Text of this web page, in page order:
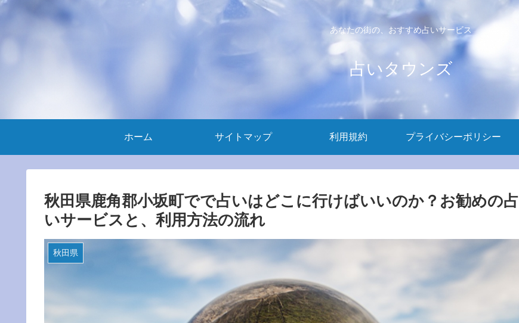
あなたの街の、おすすめ占いサービス
占いタウンズ
ホーム サイトマップ 利用規約 プライバシーポリシー
秋田県鹿角郡小坂町でで占いはどこに行けばいいのか？お勧めの占
いサービスと、利用方法の流れ
秋田県